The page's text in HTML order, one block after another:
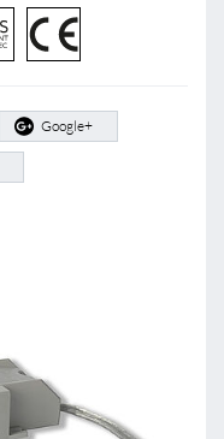
Google+